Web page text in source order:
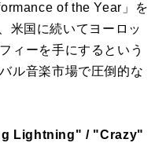
of the Year」を
米国に続いてヨーロッ
ィーを手にするという
ル音楽市場で圧倒的な
Lightning" / "Crazy"